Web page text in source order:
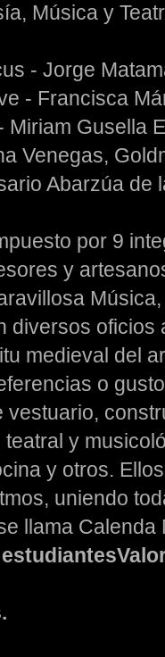
Música y
- Jorge
- Francisca
Miriam Gusella
Venegas,
Abarzúa de
por 9
y
diversos oficios
medieval del
o
vestuario,
y
y otros.
uniendo
llama Calenda